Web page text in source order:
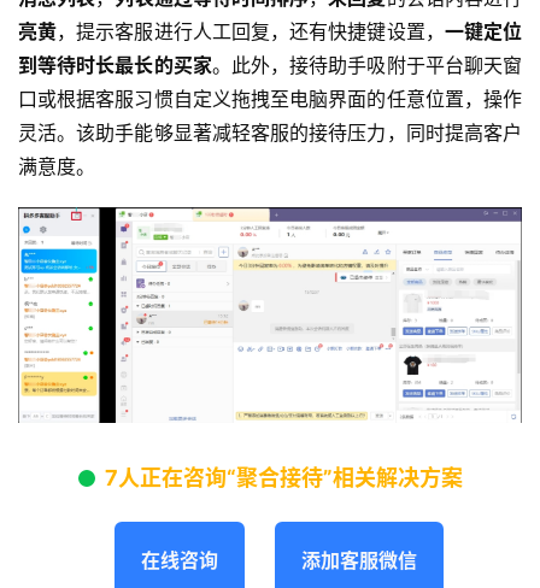
亮黄，提示客服进行人工回复，还有快捷键设置， 一键定位
到等待时长最长的买家。此外，接待助手吸附于平台聊天窗
口或根据客服习惯自定义拖拽至电脑界面的任意位置，操作
灵活。该助手能够显著减轻客服的接待压力，同时提高客户
满意度。
7人正在咨询“聚合接待”相关解决方案
在线咨询 添加客服微信